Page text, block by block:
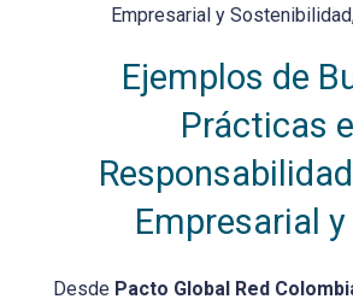
Empresarial y
Ejemplos de
Prácticas
Empresarial y
Desde Pacto Global Red